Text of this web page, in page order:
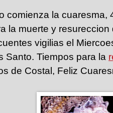
comienza la cuaresma,
la muerte y resureccion
vigilias el
Santo. Tiempos para la
de Costal, Feliz